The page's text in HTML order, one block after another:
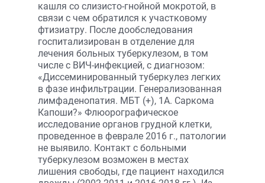
кашля со слизисто-гнойной мокротой, в
связи с чем обратился к участковому
фтизиатру. После дообследования
госпитализирован в отделение для
лечения больных туберкулезом, в том
числе с ВИЧ-инфекцией, с диагнозом:
«Диссеминированный туберкулез легких
в фазе инфильтрации. Генерализованная
лимфаденопатия. МБТ (+), 1А. Саркома
Капоши?» Флюорографическое
исследование органов грудной клетки,
проведенное в феврале 2016 г., патологии
не выявило. Контакт с больными
туберкулезом возможен в местах
лишения свободы, где пациент находился